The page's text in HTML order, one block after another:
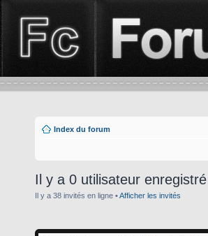
Index du forum
Il y a 0 utilisateur
Il y a 38 invités en ligne •Afficher les invités